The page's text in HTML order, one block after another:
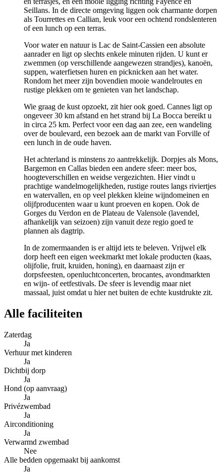
Seillans. In de directe omgeving liggen ook charmante dorpen
als Tourrettes en Callian, leuk voor een ochtend rondslenteren
of een lunch op een terras.
Voor water en natuur is Lac de Saint-Cassien een absolute
aanrader en ligt op slechts enkele minuten rijden. U kunt er
zwemmen (op verschillende aangewezen strandjes), kanoën,
suppen, waterfietsen huren en picknicken aan het water.
Rondom het meer zijn bovendien mooie wandelroutes en
rustige plekken om te genieten van het landschap.
Wie graag de kust opzoekt, zit hier ook goed. Cannes ligt op
ongeveer 30 km afstand en het strand bij La Bocca bereikt u
in circa 25 km. Perfect voor een dag aan zee, een wandeling
over de boulevard, een bezoek aan de markt van Forville of
een lunch in de oude haven.
Het achterland is minstens zo aantrekkelijk. Dorpjes als Mons,
Bargemon en Callas bieden een andere sfeer: meer bos,
hoogteverschillen en weidse vergezichten. Hier vindt u
prachtige wandelmogelijkheden, rustige routes langs riviertjes
en watervallen, en op veel plekken kleine wijndomeinen en
olijfproducenten waar u kunt proeven en kopen. Ook de
Gorges du Verdon en de Plateau de Valensole (lavendel,
afhankelijk van seizoen) zijn vanuit deze regio goed te
plannen als dagtrip.
In de zomermaanden is er altijd iets te beleven. Vrijwel elk
dorp heeft een eigen weekmarkt met lokale producten (kaas,
olijfolie, fruit, kruiden, honing), en daarnaast zijn er
dorpsfeesten, openluchtconcerten, brocantes, avondmarkten
en wijn- of eetfestivals. De sfeer is levendig maar niet
massaal, juist omdat u hier net buiten de echte kustdrukte zit.
Alle faciliteiten
Zaterdag
Ja
Verhuur met kinderen
Ja
Dichtbij dorp
Ja
Hond (op aanvraag)
Ja
Privézwembad
Ja
Airconditioning
Ja
Verwarmd zwembad
Nee
Alle bedden opgemaakt bij aankomst
Ja